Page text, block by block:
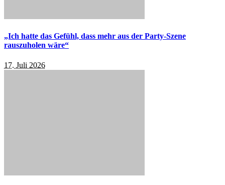
„Ich hatte das Gefühl, dass mehr aus der Party-Szene
rauszuholen wäre“
17. Juli 2026